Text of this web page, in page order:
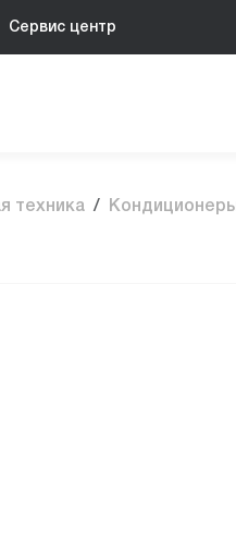
Сервис центр
техника Кондиционеры